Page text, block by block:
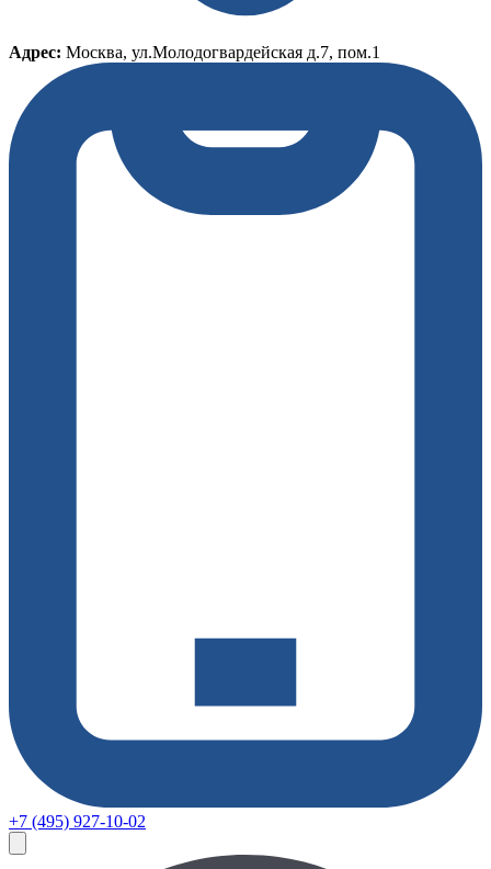
Адрес: Москва, ул.Молодогвардейская д.7, пом.1
+7 (495) 927-10-02